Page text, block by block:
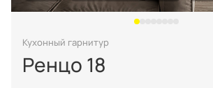
Кухонный гарнитур
Ренцо 18